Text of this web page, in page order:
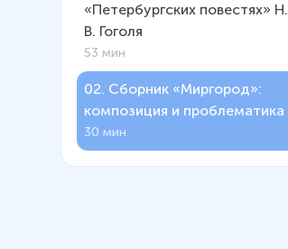
«Петербургских повестях» Н.
В. Гоголя
53 мин
02. Сборник «Миргород»:
композиция и проблематика
30 мин